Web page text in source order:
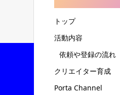
トップ
活動内容
依頼や登録の流れ
クリエイター育成
Porta Channel